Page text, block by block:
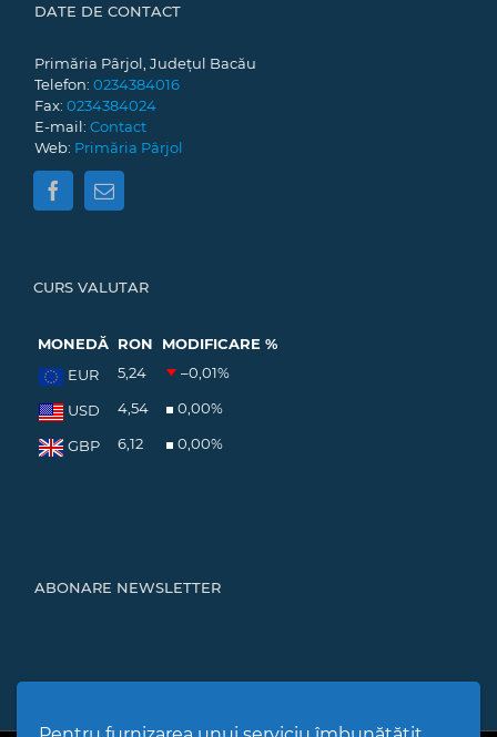
DATE DE CONTACT
Primăria Pârjol, Județul Bacău
Telefon: 0234384016
Fax: 0234384024
E-mail: Contact
Web: Primăria Pârjol
CURS VALUTAR
MONEDĂ RON
MODIFICARE %
EUR
5,24 –0,01%
USD 4,54 0,00%
GBP 6,12 0,00%
ABONARE NEWSLETTER